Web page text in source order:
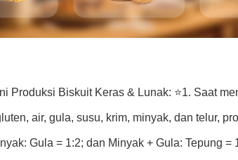
Produksi Biskuit Keras & Lunak: ⭐1. Saat
air, gula, susu, krim, minyak, dan telur,
Gula = 1:2; dan Minyak + Gula: Tepung =